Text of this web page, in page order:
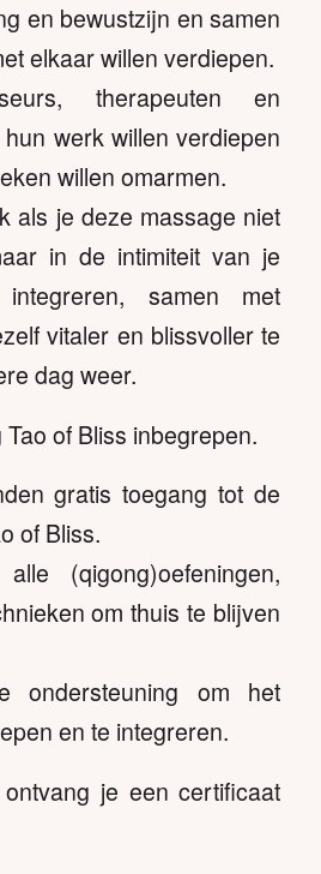
en bewustzijn en samen
elkaar willen verdiepen.
therapeuten en
werk willen verdiepen
willen omarmen.
als je deze massage niet
in de intimiteit van je
samen met
vitaler en blissvoller te
dag weer.
of Bliss inbegrepen.
gratis toegang tot de
of Bliss.
(qigong)oefeningen,
om thuis te blijven
ondersteuning om het
en te integreren.
je een certificaat